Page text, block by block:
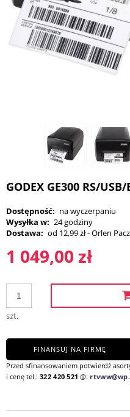
GODEX GE300 RS/USB/
Dostępność: na wyczerpaniu
Wysyłka w: 24 godziny
Dostawa: od 12,99 zł- Orlen
1 049,00 zł
szt.
FINANSUJ NA FIRMĘ
Przed sfinansowaniem potwierdź
i cenę tel.: 322 420 521 @: